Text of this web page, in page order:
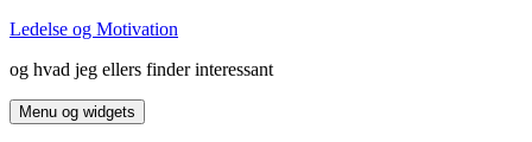
Hop
indhold
Ledelse og Motivation
og hvad jeg ellers finder interessant
Menu og widgets